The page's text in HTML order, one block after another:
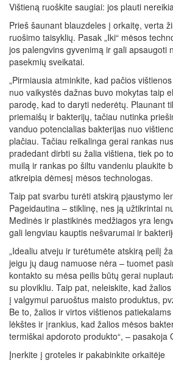
Vištieną ruoškite saugiai: jos plauti
Prieš šaunant blauzdeles į orkaitę, verta
ruošimo taisyklių. Pasak „Iki“ mėsos
jos palengvins gyvenimą ir gali apsaugoti
pasekmių sveikatai.
„Pirmiausia atminkite, kad pačios
nuo vaikystės dažnas buvo mokytas taip
parodę, kad to daryti nederėtų. Plaunant
priemaišų ir bakterijų, tačiau nutinka
vanduo potencialias bakterijas nuo
plačiau. Tačiau reikalinga gerai rankas
pradedant dirbti su žalia vištiena, tiek po
muilą ir rankas po šiltu vandeniu plaukite
atkreipia dėmesį mėsos technologas.
Taip pat svarbu turėti atskirą pjaustymo
Pageidautina – stiklinę, nes ją užtikrintai
Medinės ir plastikinės medžiagos yra
gali lengviau kauptis nešvarumai ir
„Idealiu atveju ir turėtumėte atskirą peilį
jeigu jų daug namuose nėra – tuomet
kontakto su mėsa peilis būtų gerai
su plovikliu. Taip pat, neleiskite, kad
į valgymui paruoštus maisto produktus,
Be to, žalios ir virtos vištienos
lėkštes ir įrankius, kad žalios mėsos
termiškai apdoroto produkto“, – pasakoja
Įnerkite į groteles ir pakabinkite orkaitėje